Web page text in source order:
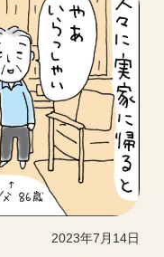
2023年7月14日